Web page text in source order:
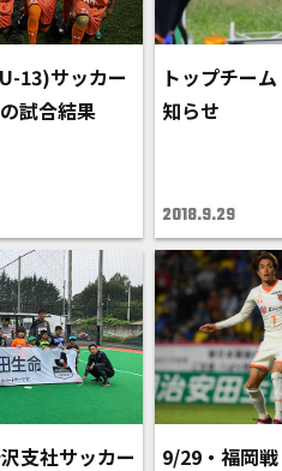
13)サッカー
試合結果
トップチー
知らせ
2018.9.29
支社サッカー
9/29・福岡